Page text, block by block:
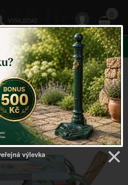
0
doplňky->Organizér na
růží 40 x 27,3 x 34,8 cm
výlevka